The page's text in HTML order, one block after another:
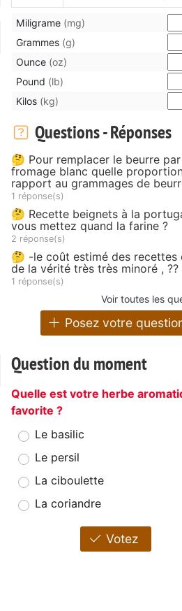
Miligrame (mg)
Grammes (g)
Ounce (oz)
Pound (lb)
Kilos (kg)
Questions - Réponses
🤔 Pour remplacer le beurre
fromage blanc quelle
rapport au grammages de
1 réponse(s)
🤔 Recette beignets à la
vous mettez quand la farine ?
2 réponse(s)
🤔 -le coût estimé des recettes
de la vérité très très minoré , ??
1 réponse(s)
Voir toutes les
Posez votre
Question du moment
Quelle est votre herbe
favorite ?
Le basilic
Le persil
La ciboulette
La coriandre
Votez